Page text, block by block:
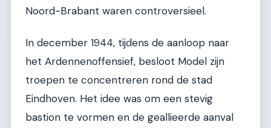
Noord-Brabant waren controversieel.
In december 1944, tijdens de aanloop naar
het Ardennenoffensief, besloot Model zijn
troepen te concentreren rond de stad
Eindhoven. Het idee was om een stevig
bastion te vormen en de geallieerde aanval